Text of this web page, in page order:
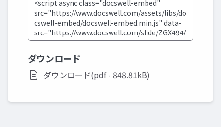
ダウンロード
ダウンロード(pdf - 848.81kB)